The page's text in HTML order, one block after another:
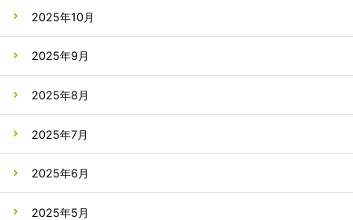
2025年10月
2025年9月
2025年8月
2025年7月
2025年6月
2025年5月